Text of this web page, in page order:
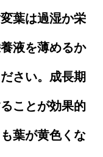
葉は過湿か栄
液を薄めるか
さい。成長期
ことが効果的
葉が黄色くな